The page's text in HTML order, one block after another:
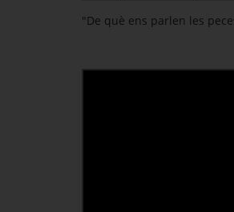
"De què ens parlen les